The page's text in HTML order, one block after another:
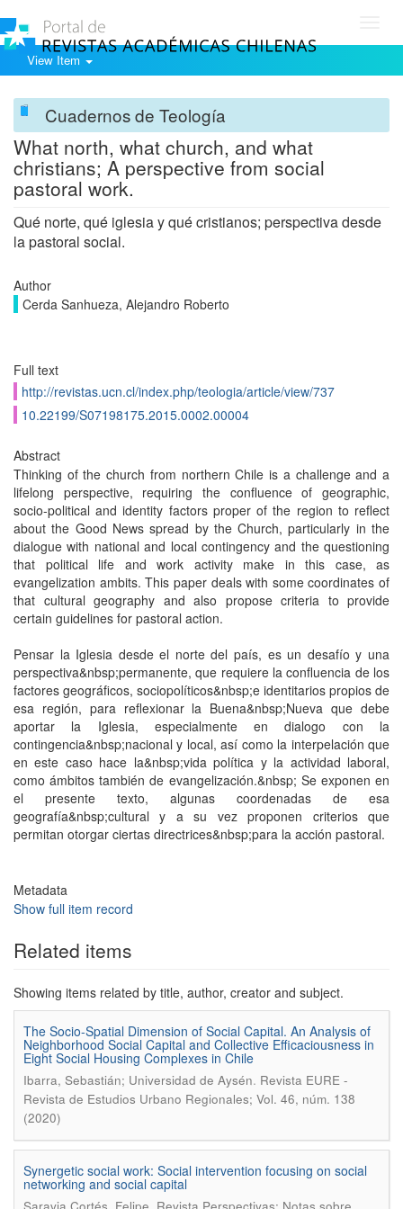
View Item
Cuadernos de Teología
What north, what church, and what
christians; A perspective from social
pastoral work.
Qué norte, qué iglesia y qué cristianos; perspectiva desde
la pastoral social.
Author
Cerda Sanhueza, Alejandro Roberto
Full text
http://revistas.ucn.cl/index.php/teologia/article/view/737
10.22199/S07198175.2015.0002.00004
Abstract
Thinking of the church from northern Chile is a challenge and a
lifelong perspective, requiring the conﬂuence of geographic,
socio-political and identity factors proper of the region to reﬂect
about the Good News spread by the Church, particularly in the
dialogue with national and local contingency and the questioning
that political life and work activity make in this case, as
evangelization ambits. This paper deals with some coordinates of
that cultural geography and also propose criteria to provide
certain guidelines for pastoral action.
Pensar la Iglesia desde el norte del país, es un desafío y una
perspectiva&nbsp;permanente, que requiere la confluencia de los
factores geográficos, sociopolíticos&nbsp;e identitarios propios de
esa región, para reflexionar la Buena&nbsp;Nueva que debe
aportar la Iglesia, especialmente en dialogo con la
contingencia&nbsp;nacional y local, así como la interpelación que
en este caso hace la&nbsp;vida política y la actividad laboral,
como ámbitos también de evangelización.&nbsp; Se exponen en
el presente texto, algunas coordenadas de esa
geografía&nbsp;cultural y a su vez proponen criterios que
permitan otorgar ciertas directrices&nbsp;para la acción pastoral.
Metadata
Show full item record
Related items
Showing items related by title, author, creator and subject.
The Socio-Spatial Dimension of Social Capital. An Analysis of
Neighborhood Social Capital and Collective Efficaciousness in
Eight Social Housing Complexes in Chile
Ibarra, Sebastián; Universidad de Aysén. Revista EURE -
Revista de Estudios Urbano Regionales; Vol. 46, núm. 138
(2020)
Synergetic social work: Social intervention focusing on social
networking and social capital